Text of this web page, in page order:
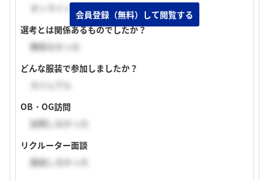
オンライン（顔出し無し）
選考とは関係あるものでしたか？
関係なかった
どんな服装で参加しましたか？
カジュアル
OB・OG訪問
訪問しなかった
リクルーター面談
面談しなかった
会員登録（無料）して閲覧する